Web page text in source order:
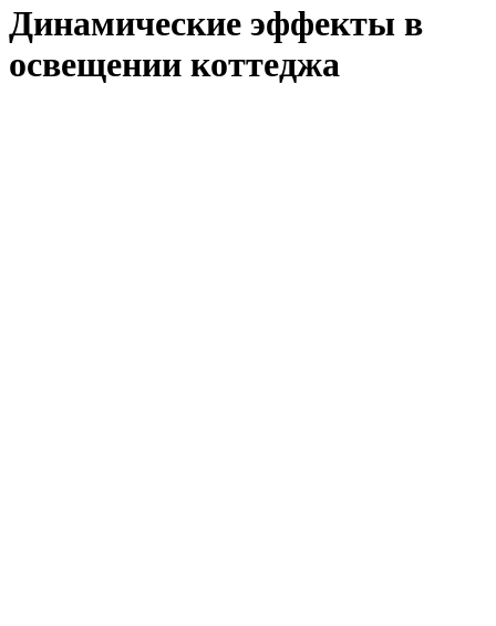
Динамические эффекты в
освещении коттеджа